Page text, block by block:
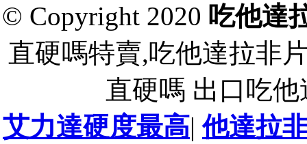
© Copyright 2020 吃他達
直硬嗎特賣,吃他達拉非
直硬嗎 出口吃
艾力達硬度最高|他達拉